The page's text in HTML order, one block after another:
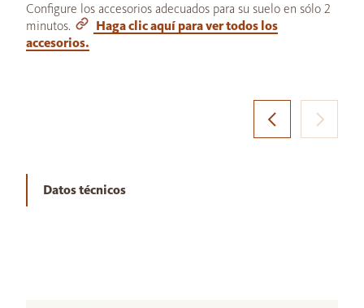
Configure los accesorios adecuados para su suelo en sólo 2
minutos.
Haga clic aquí para ver todos los
accesorios.
Datos técnicos